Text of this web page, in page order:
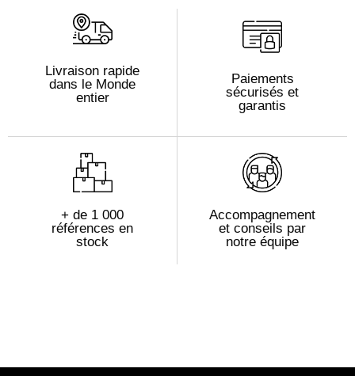
Livraison rapide
dans le Monde
entier
Paiements
sécurisés et
garantis
+ de 1 000
références en
stock
Accompagnement
et conseils par
notre équipe